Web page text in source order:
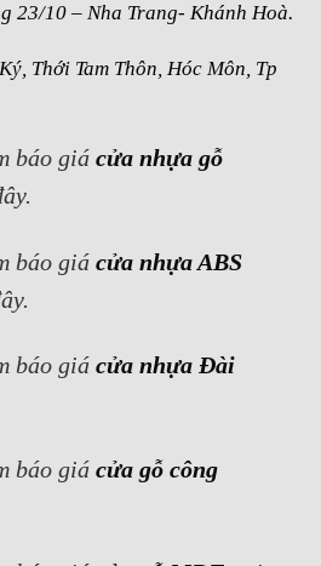
23/10 – Nha Trang- Khánh Hoà.
Thới Tam Thôn, Hóc Môn, Tp
báo giá cửa nhựa gỗ
báo giá cửa nhựa ABS
báo giá cửa nhựa Đài
báo giá cửa gỗ công